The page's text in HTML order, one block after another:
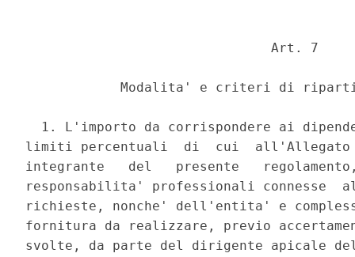
                               Art. 7
Modalita' e criteri di
1. L'importo da corrispondere ai
limiti percentuali  di  cui  all'Allegato
integrante   del   presente
responsabilita' professionali connesse
richieste, nonche' dell'entita' e
fornitura da realizzare, previo
svolte, da parte del dirigente apicale